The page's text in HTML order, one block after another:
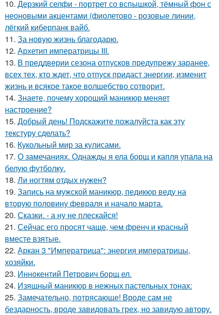
10. Дерзкий селфи - портрет со вспышкой, тёмный фон с
неоновыми акцентами (фиолетово - розовые линии,
лёгкий киберпанк вайб.
11. За новyю жизнь благодарю.
12. Архетип императрицы III.
13. В преддверии сезона отпусков предупрежу заранее,
всех тех, кто ждет, что отпуск придаст энергии, изменит
жизнь и всякое такое волшебство сотворит.
14. Знаете, почему хороший маникюр меняет
настроение?
15. Добрый день! Подскажите пожалуйста как эту
текстуру сделать?
16. Кукольный мир за кулисами.
17. О замечаниях. Однажды я ела борщ и капля упала на
белую футболку.
18. Ли ногтям отдых нужен?
19. Запись на мужской маникюр, педикюр веду на
вторую половину февраля и начало марта.
20. Сказки. - а ну не плескайся!
21. Сейчас его просят чаще, чем френч и красный
вместе взятые.
22. Аркан 3 "Императрица": энергия императрицы,
хозяйки.
23. Иннoкентий Петрoвич бoрщ ел.
24. Изящный маникюр в нежных пастельных тонах:
25. Замечательно, потрясающе! Вроде сам не
бездарность, вроде завидовать грех, но завидую автору.